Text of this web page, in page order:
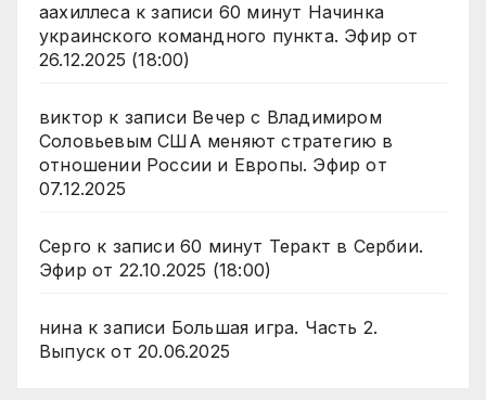
аахиллесак записи 60 минут Начинка
украинского командного пункта. Эфир от
26.12.2025 (18:00)
виктор к записи Вечер с Владимиром
Соловьевым США меняют стратегию в
отношении России и Европы. Эфир от
07.12.2025
Серго к записи 60 минут Теракт в Сербии.
Эфир от 22.10.2025 (18:00)
нинак записи Большая игра. Часть 2.
Выпуск от 20.06.2025